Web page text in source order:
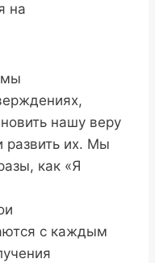
на
мы
нашу веру
развить их. Мы
как «Я
с каждым